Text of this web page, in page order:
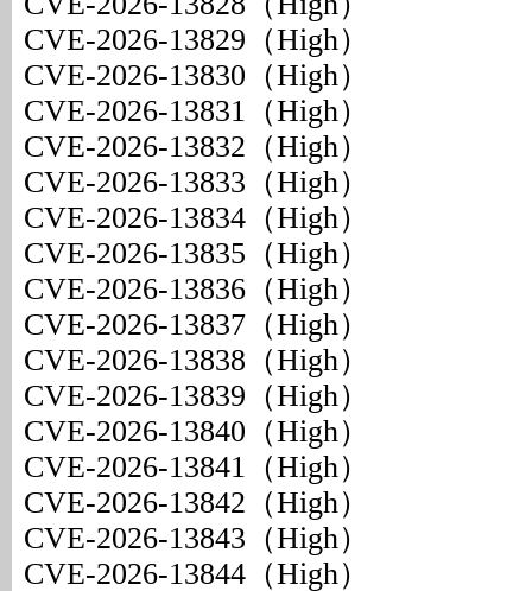
CVE-2026-13829（High）
CVE-2026-13830（High）
CVE-2026-13831（High）
CVE-2026-13832（High）
CVE-2026-13833（High）
CVE-2026-13834（High）
CVE-2026-13835（High）
CVE-2026-13836（High）
CVE-2026-13837（High）
CVE-2026-13838（High）
CVE-2026-13839（High）
CVE-2026-13840（High）
CVE-2026-13841（High）
CVE-2026-13842（High）
CVE-2026-13843（High）
CVE-2026-13844（High）